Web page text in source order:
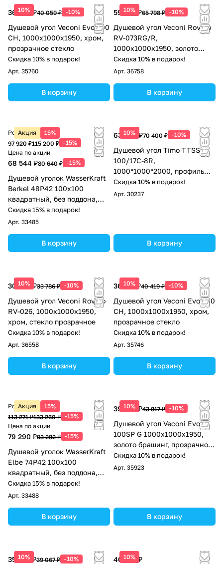
10%
36 053 ₽40 059 ₽ -10%
Душевой угол Veconi Evo 300
CH, 1000х1000x1950, хром,
прозрачное стекло
Скидка 10% в подарок!
Арт. 35760
В корзину
10%
59 218 ₽65 798 ₽ -10%
Душевой угол Veconi Rovigo
RV-073RG/R,
1000х1000х1950, золото
брашинг, стекло дождь
Скидка 10% в подарок!
Арт. 36758
В корзину
Акция 15%
Розничная цена
97 920 ₽115 200 ₽ -15%
Цена по акции
68 544 ₽80 640 ₽ -15%
Душевой уголок WasserKraft
Berkel 48P42 100х100
квадратный, без поддона,
прозрачное стекло,
серебристый
Скидка 15% в подарок!
Арт. 33485
В корзину
10%
63 360 ₽70 400 ₽ -10%
Душевой угол Timo TTSS-
100/17C-8R,
1000*1000*2000, профиль
мат золото, стекло
прозрачное 8 мм
Скидка 10% в подарок!
Арт. 30237
В корзину
10%
30 407 ₽33 786 ₽ -10%
Душевой угол Veconi Rovigo
RV-026, 1000х1000х1950,
хром, стекло прозрачное
Скидка 10% в подарок!
Арт. 36558
В корзину
10%
36 377 ₽40 419 ₽ -10%
Душевой угол Veconi Evo 200
CH, 1000х1000x1950, хром,
прозрачное стекло
Скидка 10% в подарок!
Арт. 35746
В корзину
Акция 15%
Розничная цена
113 271 ₽133 260 ₽ -15%
Цена по акции
79 290 ₽93 282 ₽ -15%
Душевой уголок WasserKraft
Elbe 74P42 100х100
квадратный, без поддона,
прозрачное стекло, черный
матовый
Скидка 15% в подарок!
Арт. 33488
В корзину
10%
39 435 ₽43 817 ₽ -10%
Душевой угол Veconi Evo
100SP G 1000х1000x1950,
золото брашинг, прозрачное
стекло
Скидка 10% в подарок!
Арт. 35923
В корзину
10%
35 160 ₽39 067 ₽ -10% 10%
40 637 ₽